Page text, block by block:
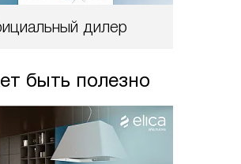
дилер
быть полезно